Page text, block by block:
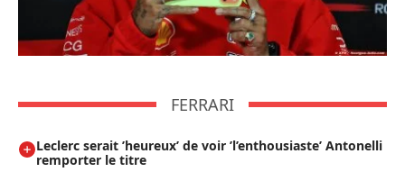
FERRARI
Leclerc serait ’heureux’ de voir ’l’enthousiaste’ Antonelli
remporter le titre